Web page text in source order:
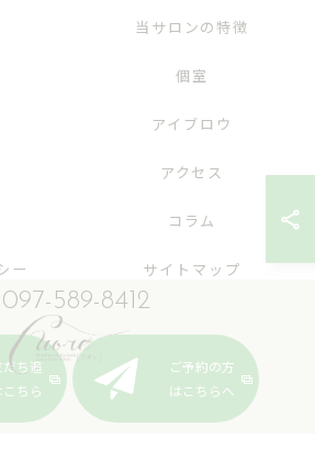
097-589-8412
ち追
ちら
ご予約の方
はこちらへ
当サロンの特徴
個室
アイブロウ
アクセス
コラム
ー サイトマップ